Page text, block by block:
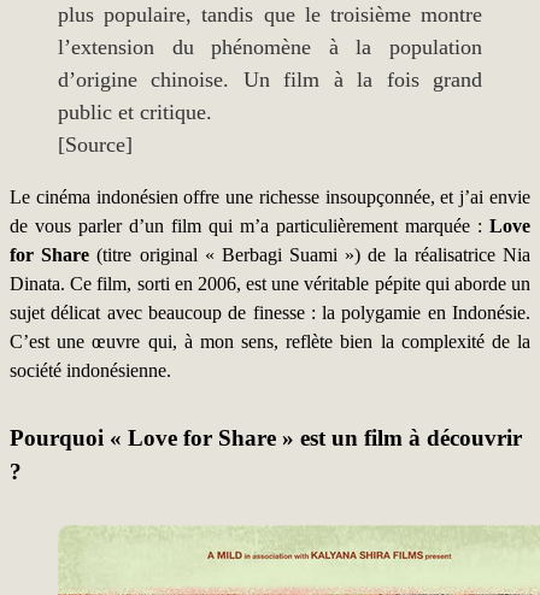
plus populaire, tandis que le troisième montre
l’extension du phénomène à la population
d’origine chinoise. Un film à la fois grand
public et critique.
[Source]
Le cinéma indonésien offre une richesse insoupçonnée, et j’ai envie
de vous parler d’un film qui m’a particulièrement marquée : Love
for Share (titre original « Berbagi Suami ») de la réalisatrice Nia
Dinata. Ce film, sorti en 2006, est une véritable pépite qui aborde un
sujet délicat avec beaucoup de finesse : la polygamie en Indonésie.
C’est une œuvre qui, à mon sens, reflète bien la complexité de la
société indonésienne.
Pourquoi « Love for Share » est un film à découvrir
?